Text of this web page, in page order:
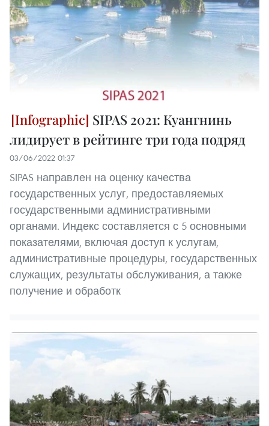
SIPAS 2021: Куангнинь
лидирует в рейтинге три года подряд
03/06/2022 01:37
SIPAS направлен на оценку качества
государственных услуг, предоставляемых
государственными административными
органами. Индекс составляется с 5 основными
показателями, включая доступ к услугам,
административные процедуры, государственных
служащих, результаты обслуживания, а также
получение и обработк